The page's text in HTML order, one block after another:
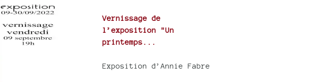
Vernissage de
l’exposition "Un
printemps...
Exposition d’Annie Fabre